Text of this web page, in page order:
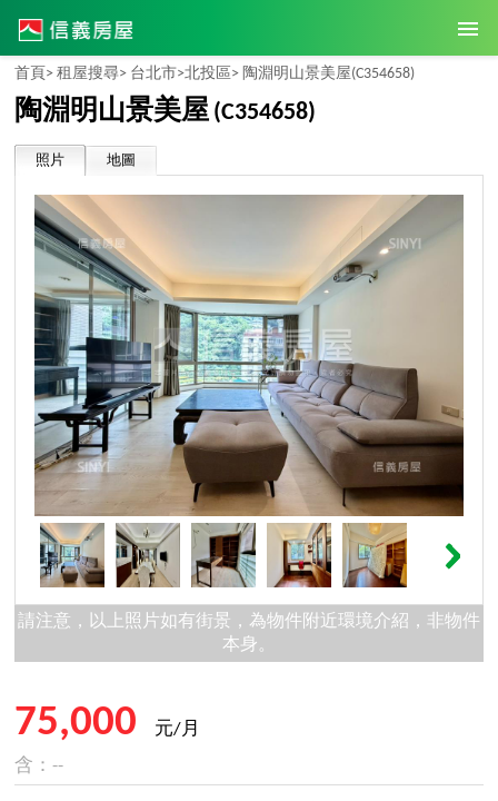
首頁> 租屋搜尋> 台北市>北投區> 陶淵明山景美屋(C354658)
陶淵明山景美屋 (C354658)
照片 地圖
請注意，以上照片如有街景，為物件附近環境介紹，非物件
本身。
75,000
元/月
含：--